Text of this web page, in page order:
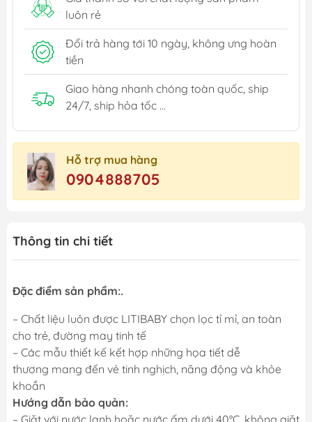
luôn rẻ
Đổi trả hàng tới 10 ngày, không ưng hoàn
tiền
Giao hàng nhanh chóng toàn quốc, ship
24/7, ship hỏa tốc ...
Hỗ trợ mua hàng
0904888705
Thông tin chi tiết
Đặc điểm sản phẩm:.
– Chất liệu luôn được LITIBABY chọn lọc tỉ mỉ, an toàn
cho trẻ, đường may tinh tế
– Các mẫu thiết kế kết hợp những họa tiết dễ
thương mang đến vẻ tinh nghịch, năng động và khỏe
khoắn
Hướng dẫn bảo quản: